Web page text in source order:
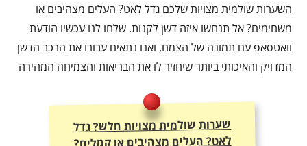
השערות שולמית מצויות שלכם גדל לאט? העלים מצהיבים או
משחימים? אל תנחשו איזה דשן לקנות. שלחו לנו עכשיו הודעת
וואטסאפ עם תמונה של הצמח, ואנו נתאים עבורו את הרכב הדשן
המדויק והאיכותי ביותר שיחזיר לו את הבריאות והצמיחה המהירה
שערות שולמית מצויות חלש? גדל
לאט? העלים מצהיבים או קמלים?